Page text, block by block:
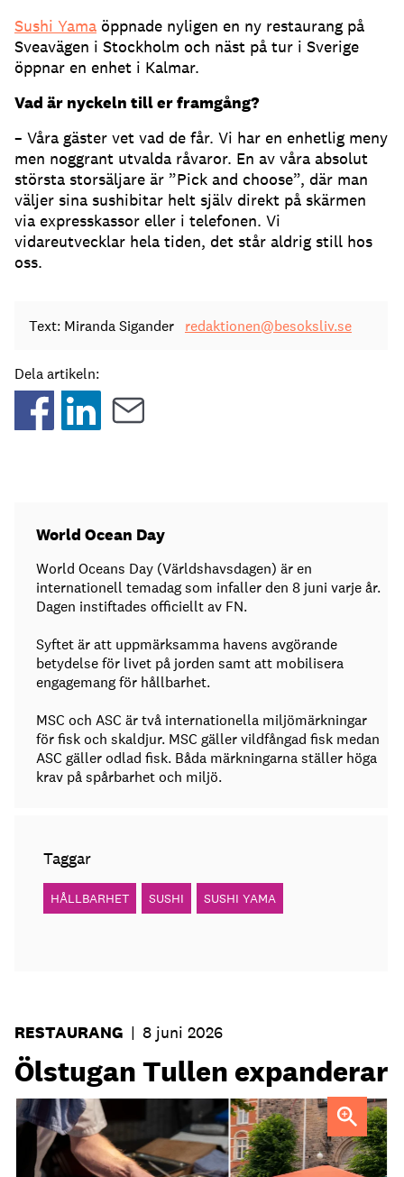
Sushi Yama öppnade nyligen en ny restaurang på
Sveavägen i Stockholm och näst på tur i Sverige
öppnar en enhet i Kalmar.
Vad är nyckeln till er framgång?
– Våra gäster vet vad de får. Vi har en enhetlig meny
men noggrant utvalda råvaror. En av våra absolut
största storsäljare är ”Pick and choose”, där man
väljer sina sushibitar helt själv direkt på skärmen
via expresskassor eller i telefonen. Vi
vidareutvecklar hela tiden, det står aldrig still hos
oss.
Text: Miranda Sigander redaktionen@besoksliv.se
Dela artikeln:
World Ocean Day
World Oceans Day (Världshavsdagen) är en
internationell temadag som infaller den 8 juni varje år.
Dagen instiftades officiellt av FN.
Syftet är att uppmärksamma havens avgörande
betydelse för livet på jorden samt att mobilisera
engagemang för hållbarhet.
MSC och ASC är två internationella miljömärkningar
för fisk och skaldjur. MSC gäller vildfångad fisk medan
ASC gäller odlad fisk. Båda märkningarna ställer höga
krav på spårbarhet och miljö.
Taggar
HÅLLBARHET SUSHI SUSHI YAMA
RESTAURANG | 8 juni 2026
Ölstugan Tullen expanderar